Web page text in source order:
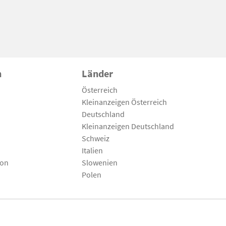
Länder
Österreich
Kleinanzeigen Österreich
Deutschland
Kleinanzeigen Deutschland
Schweiz
Italien
Slowenien
Polen